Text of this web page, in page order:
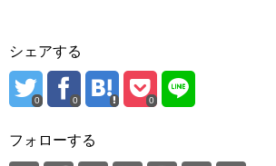
シェアする
0 0 0
フォローする